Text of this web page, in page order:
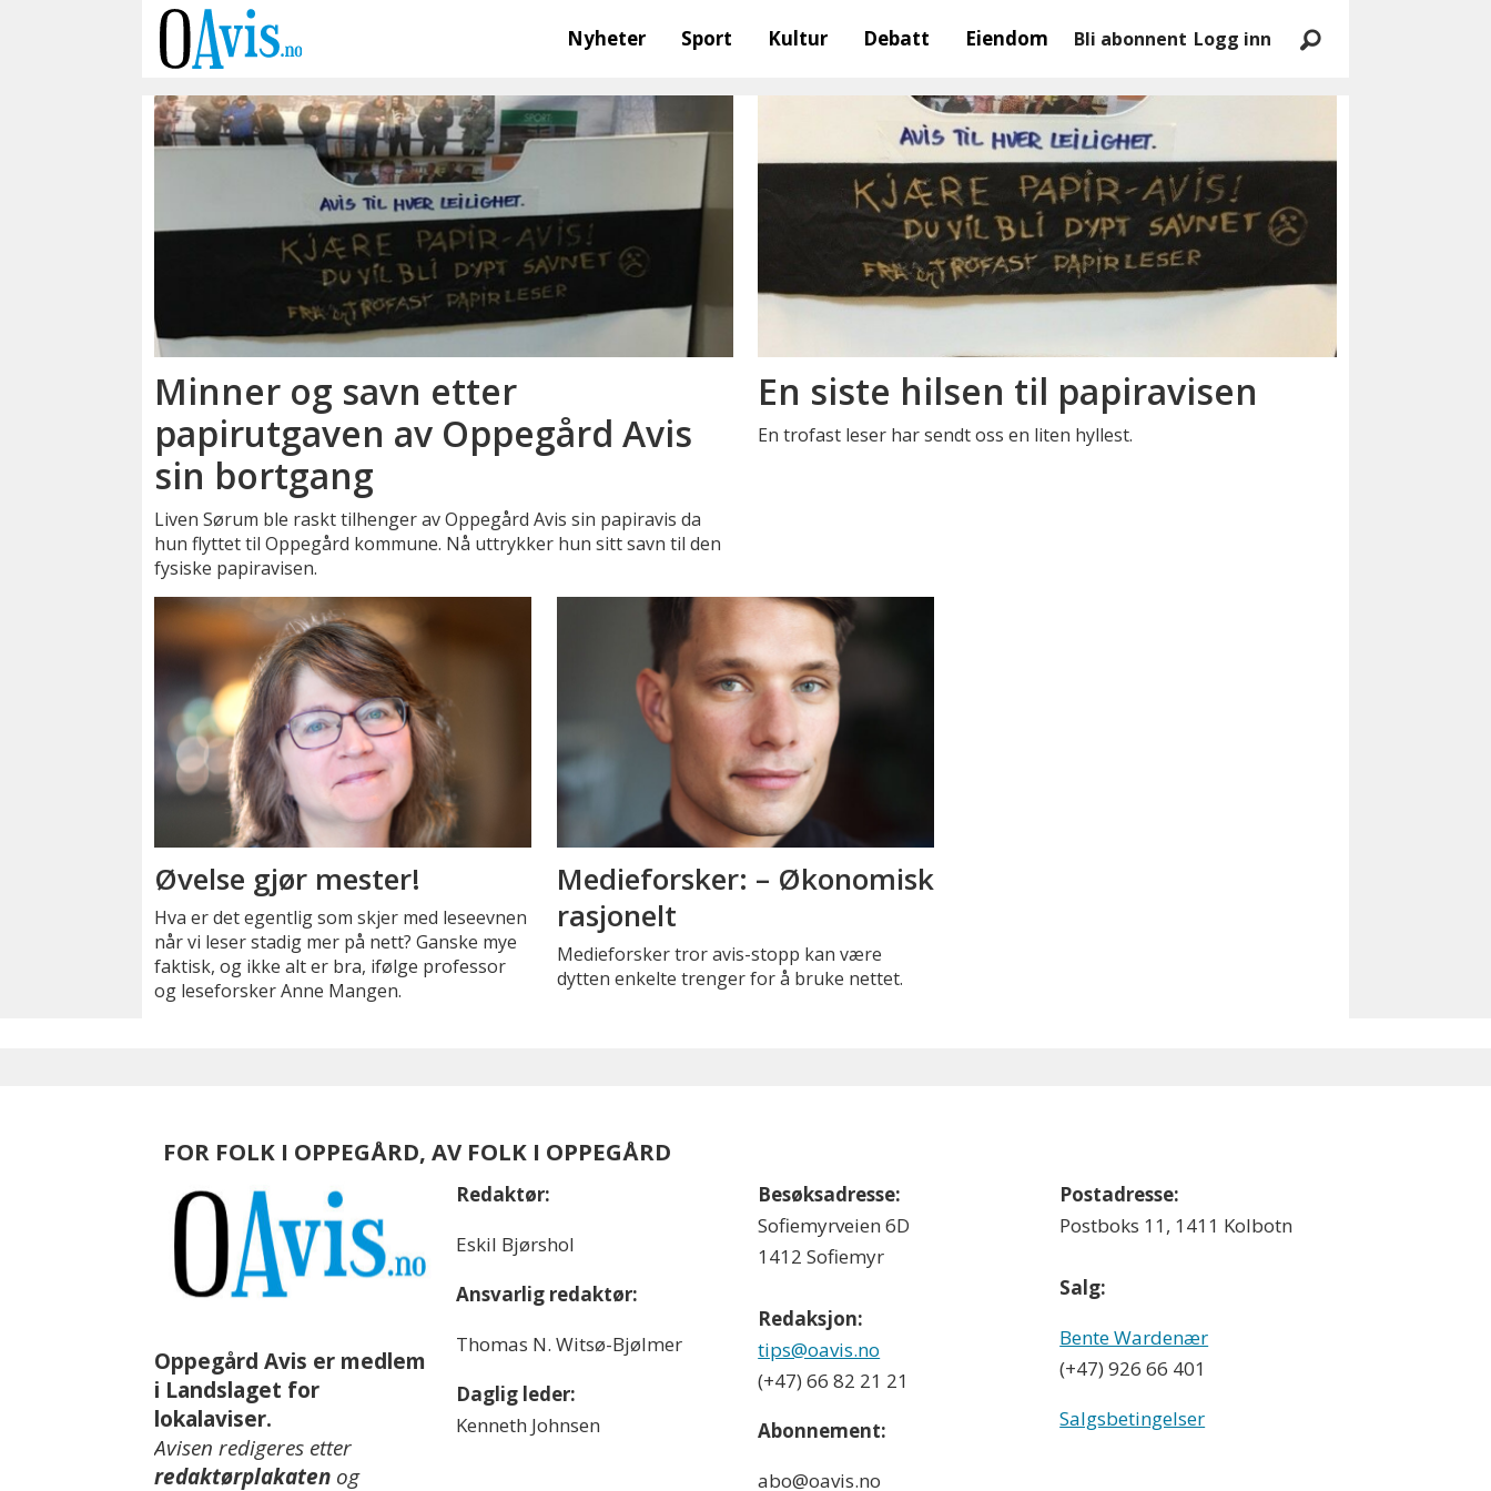
Nyheter Sport Kultur Debatt Eiendom Bli abonnent Logg inn
Minner og savn etter
papirutgaven av Oppegård Avis
sin bortgang
Liven Sørum ble raskt tilhenger av Oppegård Avis sin papiravis da
hun flyttet til Oppegård kommune. Nå uttrykker hun sitt savn til den
fysiske papiravisen.
En siste hilsen til papiravisen
En trofast leser har sendt oss en liten hyllest.
Øvelse gjør mester!
Hva er det egentlig som skjer med leseevnen
når vi leser stadig mer på nett? Ganske mye
faktisk, og ikke alt er bra, ifølge professor
og leseforsker Anne Mangen.
Medieforsker: – Økonomisk
rasjonelt
Medieforsker tror avis-stopp kan være
dytten enkelte trenger for å bruke nettet.
FOR FOLK I OPPEGÅRD, AV FOLK I OPPEGÅRD
Oppegård Avis er medlem
i Landslaget for
lokalaviser.
Avisen redigeres etter
redaktørplakaten og
Redaktør:
Eskil Bjørshol
Ansvarlig redaktør:
Thomas N. Witsø-Bjølmer
Daglig leder:
Kenneth Johnsen
Besøksadresse:
Sofiemyrveien 6D
1412 Sofiemyr
Redaksjon:
tips@oavis.no
(+47) 66 82 21 21
Abonnement:
abo@oavis.no
Postadresse:
Postboks 11, 1411 Kolbotn
Salg:
Bente Wardenær
(+47) 926 66 401
Salgsbetingelser